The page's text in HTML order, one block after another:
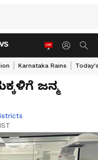
Karnataka Rains
ಜನ್ಮ